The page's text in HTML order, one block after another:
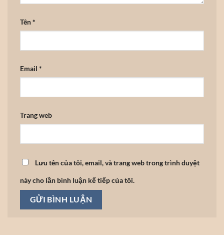
Tên*
Email *
Trang web
Lưu tên của tôi, email, và trang web trong trình duyệt
này cho lần bình luận kế tiếp của tôi.